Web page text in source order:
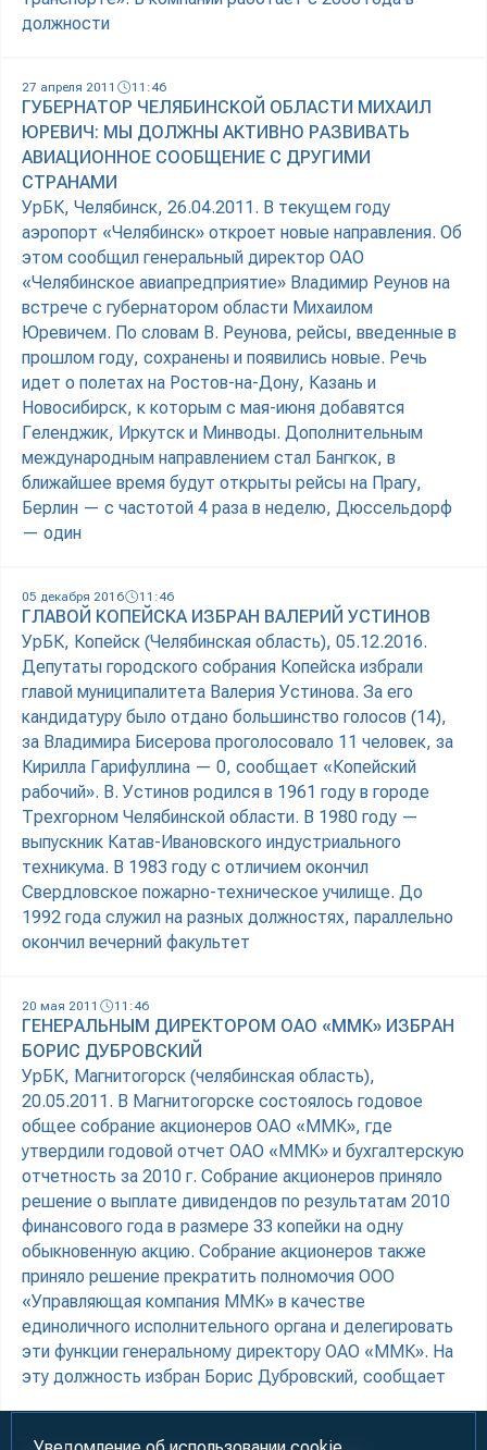
должности
27 апреля 2011 11:46
ГУБЕРНАТОР ЧЕЛЯБИНСКОЙ ОБЛАСТИ МИХАИЛ
ЮРЕВИЧ: МЫ ДОЛЖНЫ АКТИВНО РАЗВИВАТЬ
АВИАЦИОННОЕ СООБЩЕНИЕ С ДРУГИМИ
СТРАНАМИ
УрБК, Челябинск, 26.04.2011. В текущем году
аэропорт «Челябинск» откроет новые направления. Об
этом сообщил генеральный директор ОАО
«Челябинское авиапредприятие» Владимир Реунов на
встрече с губернатором области Михаилом
Юревичем. По словам В. Реунова, рейсы, введенные в
прошлом году, сохранены и появились новые. Речь
идет о полетах на Ростов-на-Дону, Казань и
Новосибирск, к которым с мая-июня добавятся
Геленджик, Иркутск и Минводы. Дополнительным
международным направлением стал Бангкок, в
ближайшее время будут открыты рейсы на Прагу,
Берлин — с частотой 4 раза в неделю, Дюссельдорф
— один
05 декабря 2016 11:46
ГЛАВОЙ КОПЕЙСКА ИЗБРАН ВАЛЕРИЙ УСТИНОВ
УрБК, Копейск (Челябинская область), 05.12.2016.
Депутаты городского собрания Копейска избрали
главой муниципалитета Валерия Устинова. За его
кандидатуру было отдано большинство голосов (14),
за Владимира Бисерова проголосовало 11 человек, за
Кирилла Гарифуллина — 0, сообщает «Копейский
рабочий». В. Устинов родился в 1961 году в городе
Трехгорном Челябинской области. В 1980 году —
выпускник Катав-Ивановского индустриального
техникума. В 1983 году с отличием окончил
Свердловское пожарно-техническое училище. До
1992 года служил на разных должностях, параллельно
окончил вечерний факультет
20 мая 2011 11:46
ГЕНЕРАЛЬНЫМ ДИРЕКТОРОМ ОАО «ММК» ИЗБРАН
БОРИС ДУБРОВСКИЙ
УрБК, Магнитогорск (челябинская область),
20.05.2011. В Магнитогорске состоялось годовое
общее собрание акционеров ОАО «ММК», где
утвердили годовой отчет ОАО «ММК» и бухгалтерскую
отчетность за 2010 г. Собрание акционеров приняло
решение о выплате дивидендов по результатам 2010
финансового года в размере 33 копейки на одну
обыкновенную акцию. Собрание акционеров также
приняло решение прекратить полномочия ООО
«Управляющая компания ММК» в качестве
единоличного исполнительного органа и делегировать
эти функции генеральному директору ОАО «ММК». На
эту должность избран Борис Дубровский, сообщает